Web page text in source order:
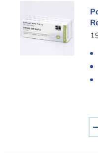
Pastilles de